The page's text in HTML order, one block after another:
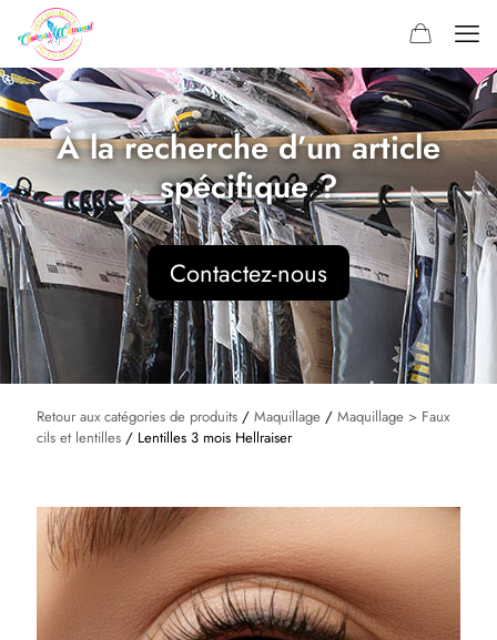
À la recherche d’un article
spécifique ?
Contactez-nous
Retour aux catégories de produits / Maquillage / Maquillage > Faux
cils et lentilles / Lentilles 3 mois Hellraiser